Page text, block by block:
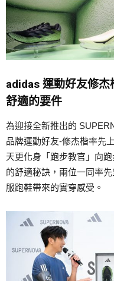
adidas 運動好友修
舒適的要件
為迎接全新推出的
品牌運動好友-修杰楷率先
天更化身「跑步教官」向
的舒適秘訣，兩位一同率
服跑鞋帶來的實穿感受。